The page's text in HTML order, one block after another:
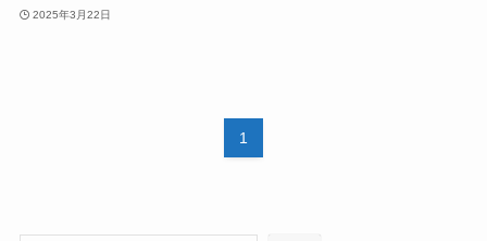
2025年3月22日
1